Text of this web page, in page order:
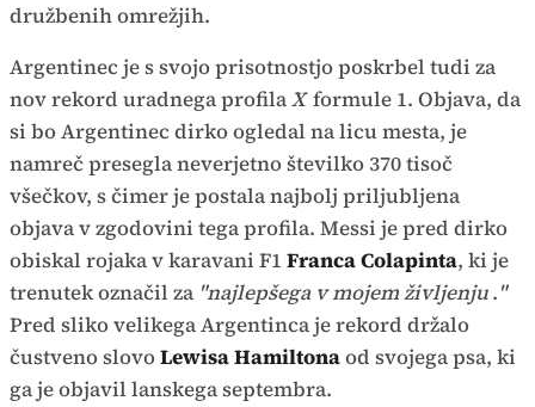
družbenih omrežjih.
Argentinec je s svojo prisotnostjo poskrbel tudi za
nov rekord uradnega profilaXformule 1. Objava, da
si bo Argentinec dirko ogledal na licu mesta, je
namreč presegla neverjetno številko 370 tisoč
všečkov, s čimer je postala najbolj priljubljena
objava v zgodovini tega profila. Messi je pred dirko
obiskal rojaka v karavani F1 Franca Colapinta, ki je
trenutek označil za "najlepšega v mojem življenju."
Pred sliko velikega Argentinca je rekord držalo
čustveno slovoLewisa Hamiltonaod svojega psa, ki
ga je objavil lanskega septembra.